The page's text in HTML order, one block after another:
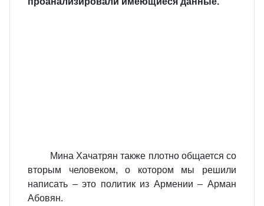
Мина Хачатрян также плотно общается со
вторым человеком, о котором мы решили
написать – это политик из Армении – Арман
Абовян.